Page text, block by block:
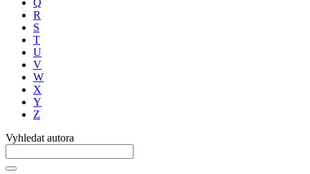
Q
R
S
T
U
V
W
X
Y
Z
Vyhledat autora